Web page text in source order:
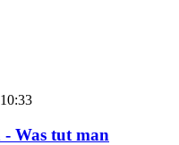
Was tut man